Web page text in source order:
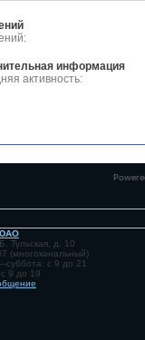
информация
активность
Тульская, д. 10
(многоканальный)
с 9 до 21
9 до 19